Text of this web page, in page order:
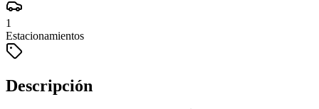
1
Estacionamientos
Descripción